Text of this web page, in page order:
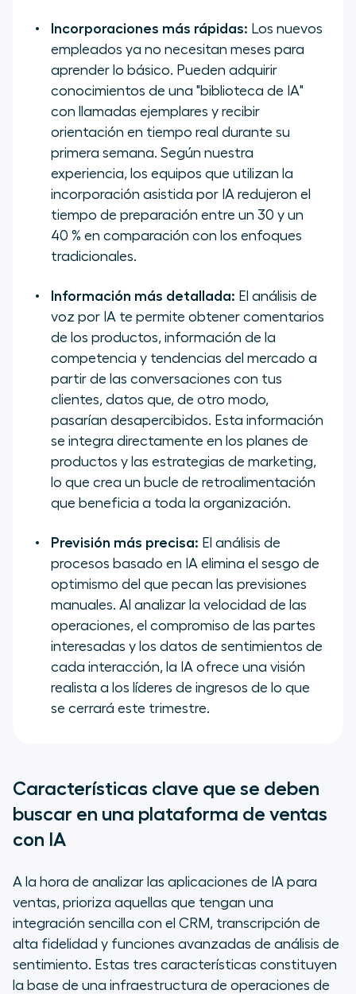
Incorporaciones más rápidas: Los nuevos
empleados ya no necesitan meses para
aprender lo básico. Pueden adquirir
conocimientos de una "biblioteca de IA"
con llamadas ejemplares y recibir
orientación en tiempo real durante su
primera semana. Según nuestra
experiencia, los equipos que utilizan la
incorporación asistida por IA redujeron el
tiempo de preparación entre un 30 y un
40 % en comparación con los enfoques
tradicionales.
Información más detallada: El análisis de
voz por IA te permite obtener comentarios
de los productos, información de la
competencia y tendencias del mercado a
partir de las conversaciones con tus
clientes, datos que, de otro modo,
pasarían desapercibidos. Esta información
se integra directamente en los planes de
productos y las estrategias de marketing,
lo que crea un bucle de retroalimentación
que beneficia a toda la organización.
Previsión más precisa: El análisis de
procesos basado en IA elimina el sesgo de
optimismo del que pecan las previsiones
manuales. Al analizar la velocidad de las
operaciones, el compromiso de las partes
interesadas y los datos de sentimientos de
cada interacción, la IA ofrece una visión
realista a los líderes de ingresos de lo que
se cerrará este trimestre.
Características clave que se deben
buscar en una plataforma de ventas
con IA
A la hora de analizar las aplicaciones de IA para
ventas, prioriza aquellas que tengan una
integración sencilla con el CRM, transcripción de
alta fidelidad y funciones avanzadas de análisis de
sentimiento. Estas tres características constituyen
la base de una infraestructura de operaciones de